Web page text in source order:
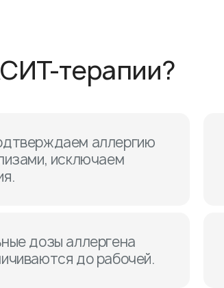
терапии?
аллергию
исключаем
дозы аллергена
до рабочей.